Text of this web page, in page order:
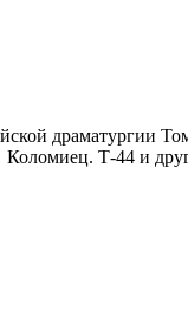
Коломиец. Т-44 и